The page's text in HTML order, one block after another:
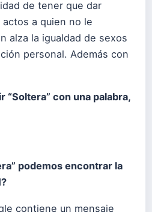
de tener que dar
a quien no le
alza la igualdad de sexos
personal. Además con
“Soltera” con una palabra,
podemos encontrar la
contiene un mensaje